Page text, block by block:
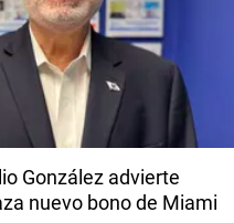
González advierte
nuevo bono de Miami